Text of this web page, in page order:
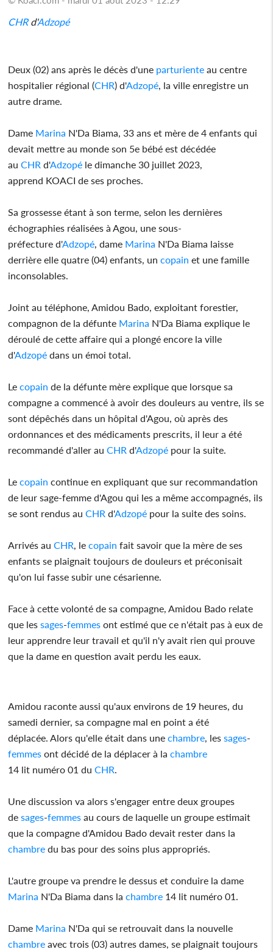
CHRd'Adzopé
Deux (02) ans après le décès d'une parturiente au centre
hospitalier régional (CHR) d'Adzopé , la ville enregistre un
autre drame.
Dame Marina N'Da Biama, 33 ans et mère de 4 enfants qui
devait mettre au monde son 5e bébé est décédée
auCHR d'Adzopé le dimanche 30 juillet 2023,
apprend KOACI de ses proches.
Sa grossesse étant à son terme, selon les dernières
échographies réalisées à Agou, une sous-
préfecture d'Adzopé , dame Marina N'Da Biama laisse
derrière elle quatre (04) enfants, uncopain et une famille
inconsolables.
Joint au téléphone, Amidou Bado, exploitant forestier,
compagnon de la défunte Marina N'Da Biama explique le
déroulé de cette affaire qui a plongé encore la ville
d'Adzopé dans un émoi total.
Lecopain de la défunte mère explique que lorsque sa
compagne a commencé à avoir des douleurs au ventre, ils se
sont dépêchés dans un hôpital d'Agou, où après des
ordonnances et des médicaments prescrits, il leur a été
recommandé d'aller auCHR d'Adzopé pour la suite.
Lecopain continue en expliquant que sur recommandation
de leur sage-femme d'Agou qui les a même accompagnés, ils
se sont rendus auCHR d'Adzopé pour la suite des soins.
Arrivés auCHR , lecopain fait savoir que la mère de ses
enfants se plaignait toujours de douleurs et préconisait
qu'on lui fasse subir une césarienne.
Face à cette volonté de sa compagne, Amidou Bado relate
que lessages-femmes ont estimé que ce n'était pas à eux de
leur apprendre leur travail et qu'il n'y avait rien qui prouve
que la dame en question avait perdu les eaux.
Amidou raconte aussi qu'aux environs de 19 heures, du
samedi dernier, sa compagne mal en point a été
déplacée. Alors qu'elle était dans unechambre , lessages-
femmes ont décidé de la déplacer à lachambre
14 lit numéro 01 duCHR
Une discussion va alors s'engager entre deux groupes
desages-femmes au cours de laquelle un groupe estimait
que la compagne d'Amidou Bado devait rester dans la
chambre du bas pour des soins plus appropriés.
L'autre groupe va prendre le dessus et conduire la dame
Marina N'Da Biama dans lachambre 14 lit numéro 01.
Dame Marina N'Da qui se retrouvait dans la nouvelle
chambre avec trois (03) autres dames, se plaignait toujours